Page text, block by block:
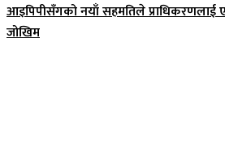
आइपिपीसँगको नयाँ सहमतिले प्राधिकरणलाई
जोखिम